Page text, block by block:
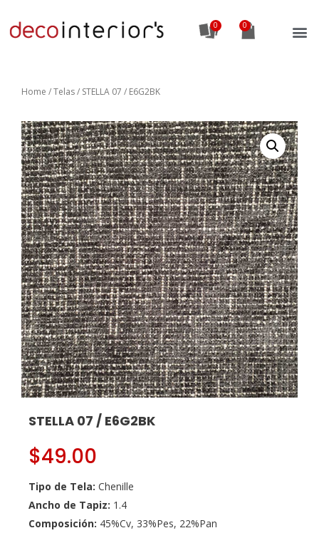
0
Home /Telas/ STELLA 07 / E6G2BK
STELLA 07 / E6G2BK
$49.00
Tipo de Tela: Chenille
Ancho de Tapiz: 1.4
Composición: 45%Cv, 33%Pes, 22%Pan